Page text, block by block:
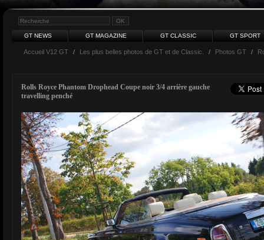
GT NEWS GT MAGAZINE GT CLASSIC GT SPORT
Accueil V12 GT / Les plus belles photos de GT et de Classic. / Photos GT /
Rolls Royce Phantom Drophead Coupe noir 3/4 arrière gauche
travelling penché